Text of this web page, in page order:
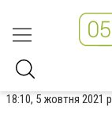
18:10, 5 жовтня 2021 р.